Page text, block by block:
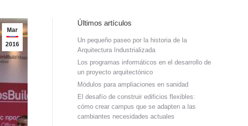
Mar
2016
Últimos artículos
Un pequeño paseo por la historia de la
Arquitectura Industrializada
Los programas informáticos en el desarrollo de
un proyecto arquitectónico
Módulos para ampliaciones en sanidad
El desafío de construir edificios flexibles:
cómo crear campus que se adapten a las
cambiantes necesidades actuales